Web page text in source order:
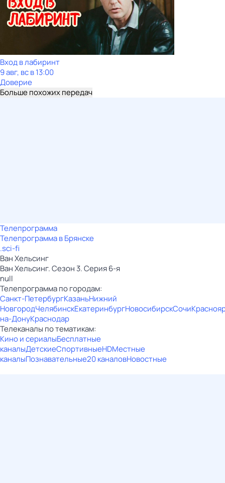
Вход в лабиринт
9 авг, вс в 13:00
Доверие
Больше похожих передач
Телепрограмма
Телепрограмма в Брянске
.sci-fi
Ван Хельсинг
Ван Хельсинг. Сезон 3. Серия 6-я
null
Телепрограмма по городам:
Санкт-ПетербургКазаньНижний
НовгородЧелябинскЕкатеринбургНовосибирскСочи
на-ДонуКраснодар
Телеканалы по тематикам:
Кино и сериалыБесплатные
каналыДетскиеСпортивныеHDМестные
каналыПознавательные20 каналовНовостные